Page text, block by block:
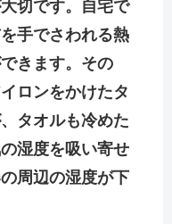
切です。自宅で
手でさわれる熱
きます。その
ロンをかけたタ
タオルも冷めた
湿度を吸い寄せ
周辺の湿度が下